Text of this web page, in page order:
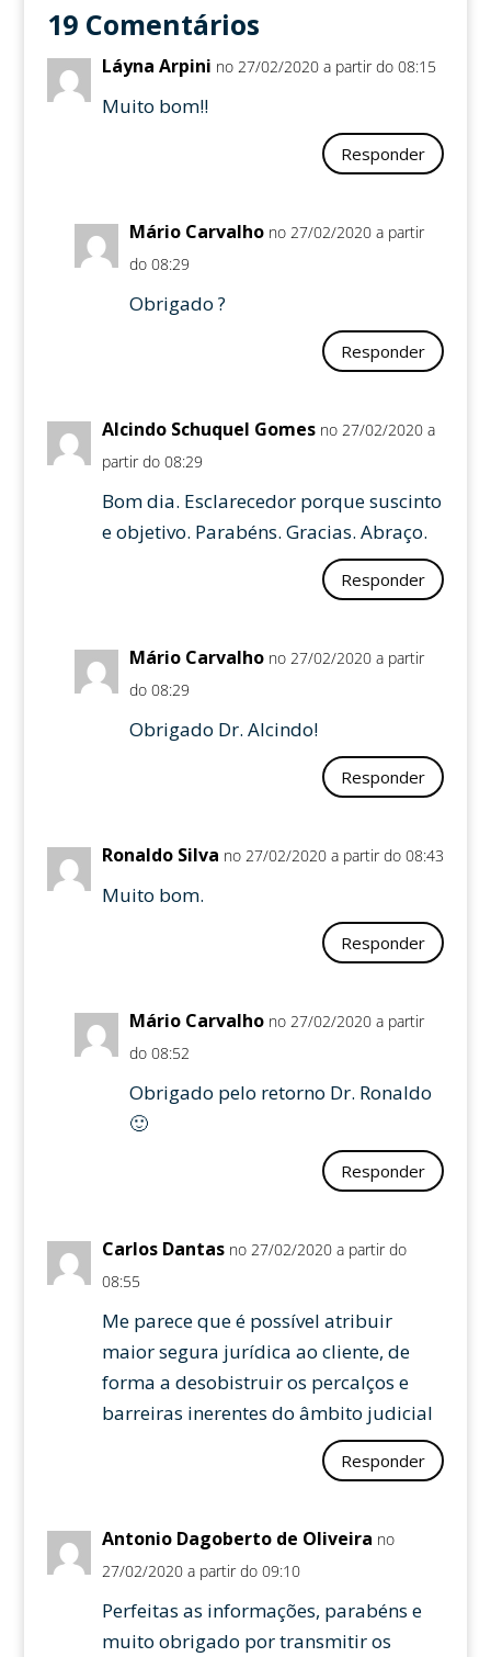
19 Comentários
Láyna Arpini no 27/02/2020 a partir do 08:15
Muito bom!!
Responder
Mário Carvalho no 27/02/2020 a partir
do 08:29
Obrigado ?
Responder
Alcindo Schuquel Gomes no 27/02/2020 a
partir do 08:29
Bom dia. Esclarecedor porque suscinto
e objetivo. Parabéns. Gracias. Abraço.
Responder
Mário Carvalho no 27/02/2020 a partir
do 08:29
Obrigado Dr. Alcindo!
Responder
Ronaldo Silva no 27/02/2020 a partir do 08:43
Muito bom.
Responder
Mário Carvalho no 27/02/2020 a partir
do 08:52
Obrigado pelo retorno Dr. Ronaldo
🙂
Responder
Carlos Dantas no 27/02/2020 a partir do
08:55
Me parece que é possível atribuir
maior segura jurídica ao cliente, de
forma a desobistruir os percalços e
barreiras inerentes do âmbito judicial
Responder
Antonio Dagoberto de Oliveira no
27/02/2020 a partir do 09:10
Perfeitas as informações, parabéns e
muito obrigado por transmitir os